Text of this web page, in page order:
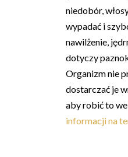
niedobór,
wypadać i
nawilżenie,
dotyczy
Organizm nie
dostarczać je
aby robić to
informacji na